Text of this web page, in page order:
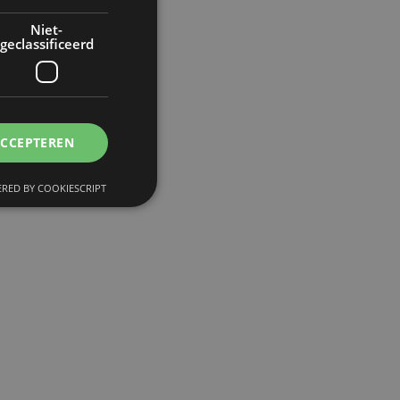
Niet-
geclassificeerd
BY COOKIESCRIPT